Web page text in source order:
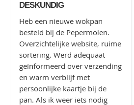
DESKUNDIG
Heb een nieuwe wokpan
besteld bij de Pepermolen.
Overzichtelijke website, ruime
sortering. Werd adequaat
geïnformeerd over verzending
en warm verblijf met
persoonlijke kaartje bij de
pan. Als ik weer iets nodig